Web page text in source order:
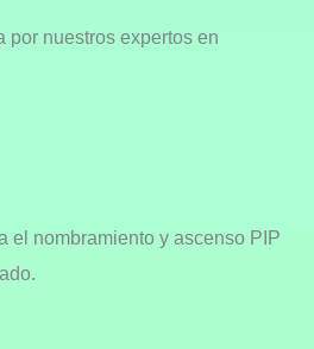
por nuestros expertos en
el nombramiento y ascenso PIP